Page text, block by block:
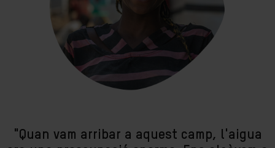
"Quan vam arribar a aquest camp, l'aigua